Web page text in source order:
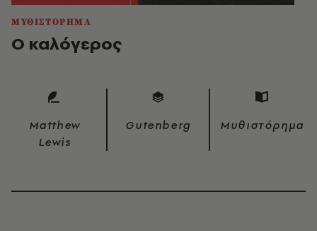
ΜΥΘΙΣΤΟΡΗΜΑ
Ο καλόγερος
Matthew
Lewis
Gutenberg Μυθιστόρημα